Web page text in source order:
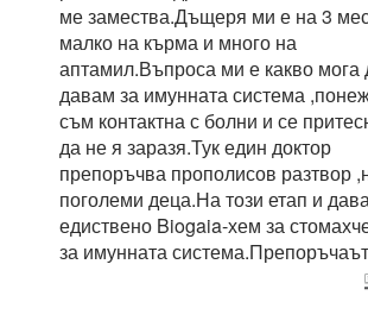
ме замества.Дъщеря ми е на 3
малко на кърма и много на
аптамил.Въпроса ми е какво мога
давам за имунната система
съм контактна с болни и се
да не я заразя.Тук един доктор
препоръчва прополисов разтвор
поголеми деца.На този етап и
едиствено Biogaia-хем за
за имунната